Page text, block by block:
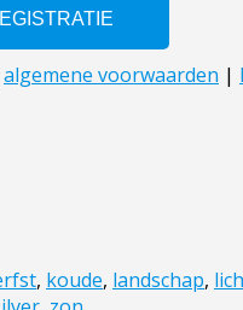
, koude, landschap,